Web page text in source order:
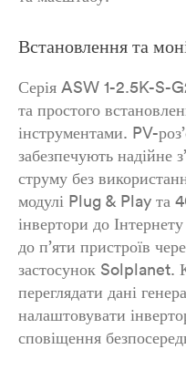
Встановлення та
Серія ASW 1-2.5K-S-
та простого
інструментами. PV-
забезпечують надійне
струму без
модулі Plug & Play та
інвертори до
до п’яти пристроїв
застосунок Solplanet.
переглядати дані
налаштовувати
сповіщення